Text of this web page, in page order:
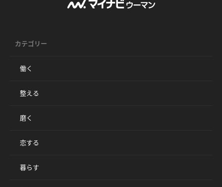
カテゴリー
働く
整える
磨く
恋する
暮らす